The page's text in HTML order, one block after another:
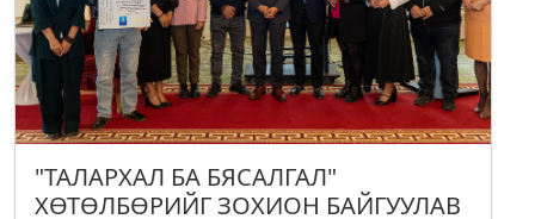
"ТАЛАРХАЛ БА БЯСАЛГАЛ"
ХӨТӨЛБӨРИЙГ ЗОХИОН БАЙГУУЛАВ